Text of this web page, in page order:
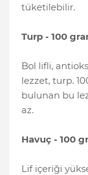
tüketilebilir.
Turp - 100
Bol lifli,
lezzet, turp.
bulunan bu
az.
Havuç - 100
Lif içeriği